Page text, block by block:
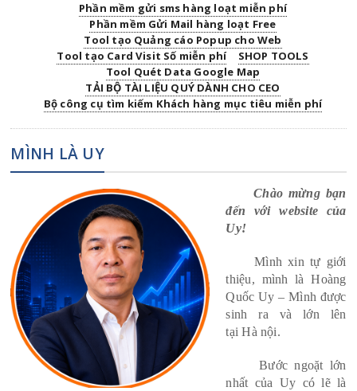
Phần mềm gửi sms hàng loạt miễn phí
Phần mềm Gửi Mail hàng loạt Free
Tool tạo Quảng cáo Popup cho Web
Tool tạo Card Visit Số miễn phí
SHOP TOOLS
Tool Quét Data Google Map
TẢI BỘ TÀI LIỆU QUÝ DÀNH CHO CEO
Bộ công cụ tìm kiếm Khách hàng mục tiêu miễn phí
MÌNH LÀ UY
Chào mừng bạn
đến với website của
Uy!
Mình xin tự giới
thiệu, mình là Hoàng
Quốc Uy – Mình được
sinh ra và lớn lên
tại Hà nội.
Bước ngoặt lớn
nhất của Uy có lẽ là